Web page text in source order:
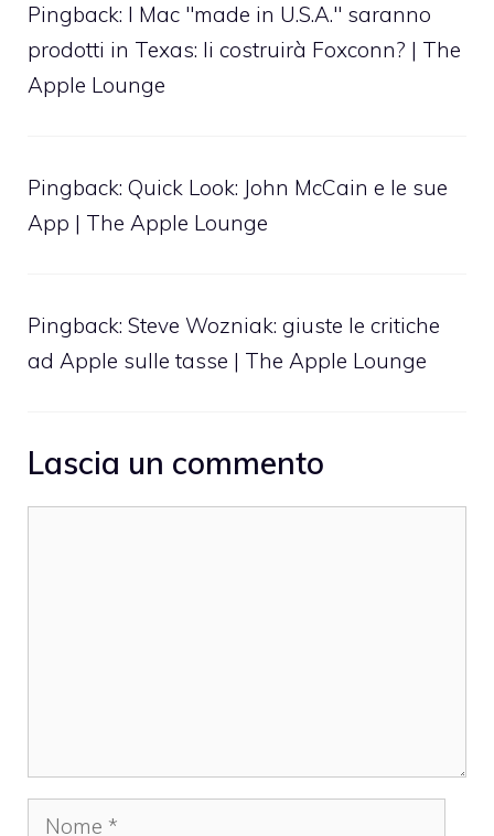
Pingback: I Mac "made in U.S.A." saranno
prodotti in Texas: li costruirà Foxconn? | The
Apple Lounge
Pingback: Quick Look: John McCain e le sue
App | The Apple Lounge
Pingback: Steve Wozniak: giuste le critiche
ad Apple sulle tasse | The Apple Lounge
Lascia un commento
Nome